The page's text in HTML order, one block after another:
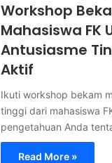
Workshop
Mahasiswa FK
Antusiasme
Aktif
Ikuti workshop bekam
tinggi dari mahasiswa
pengetahuan Anda
Read More »